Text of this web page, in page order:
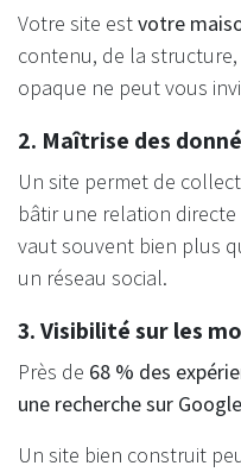
Votre site estvotre
contenu, de la
opaque ne peut vous
2. Maîtrise des
Un site permet de
bâtir une relation
vaut souvent bien plus
un réseau social.
3. Visibilité sur les
Près de 68 % des
une recherche sur Google
Un site bien construit